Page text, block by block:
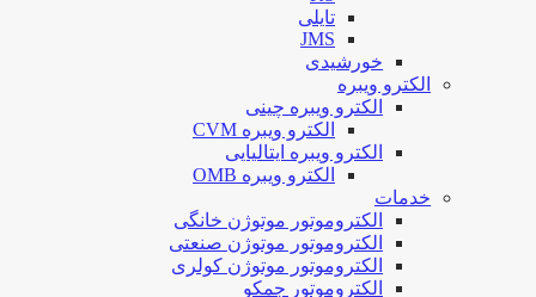
تایلی
JMS
خورشیدی
الکترو ویبره
الکترو ویبره چینی
الکترو ویبره CVM
الکترو ویبره ایتالیایی
الکترو ویبره OMB
خدمات
الکتروموتور موتوژن خانگی
الکتروموتور موتوژن صنعتی
الکتروموتور موتوژن کولری
الکتروموتور جمکو